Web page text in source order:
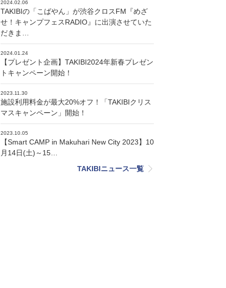
2024.02.06
TAKIBIの「こばやん」が渋谷クロスFM『めざ
せ！キャンプフェスRADIO』に出演させていた
だきま…
2024.01.24
【プレゼント企画】TAKIBI2024年新春プレゼン
トキャンペーン開始！
2023.11.30
施設利用料金が最大20%オフ！「TAKIBIクリス
マスキャンペーン」開始！
2023.10.05
【Smart CAMP in Makuhari New City 2023】10
月14日(土)～15…
TAKIBIニュース一覧